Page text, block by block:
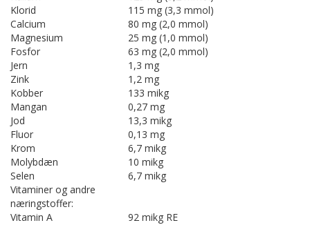
Klorid
115 mg (3,3 mmol)
Calcium
80 mg (2,0 mmol)
Magnesium
25 mg (1,0 mmol)
Fosfor
63 mg (2,0 mmol)
Jern
1,3 mg
Zink
1,2 mg
Kobber
133 mikg
Mangan
0,27 mg
Jod
13,3 mikg
Fluor
0,13 mg
Krom
6,7 mikg
Molybdæn
10 mikg
Selen
6,7 mikg
Vitaminer og andre
næringstoffer:
Vitamin A
92 mikg RE